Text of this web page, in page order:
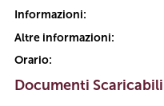
Informazioni:
Altre informazioni:
Orario:
Documenti Scaricabili